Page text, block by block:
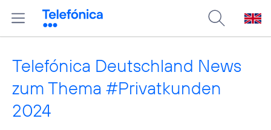
Telefónica Deutschland News
zum Thema #Privatkunden
2024